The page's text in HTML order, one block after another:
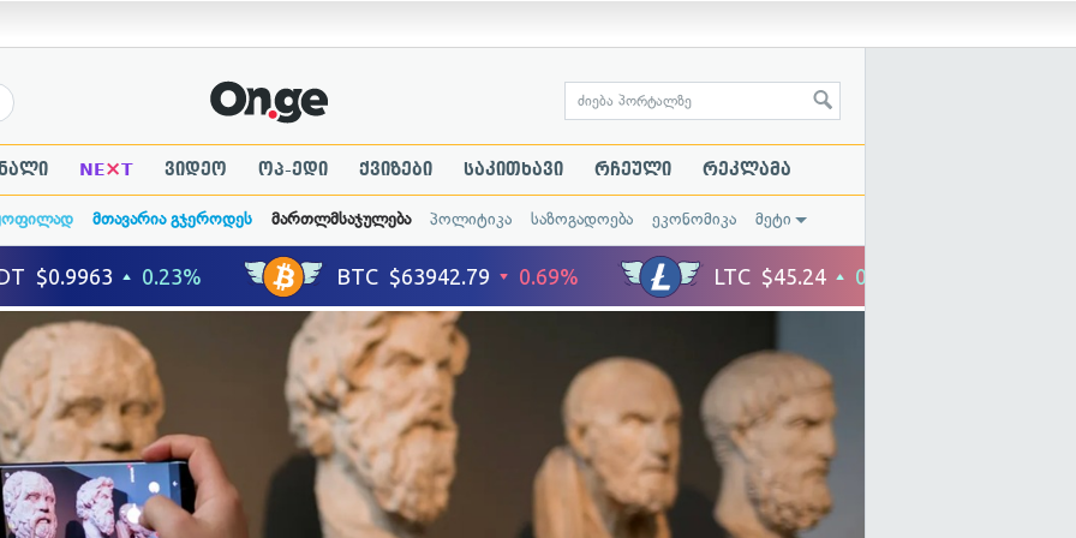
NE×T ვიდეო ოპ-ედი ქვიზები საკითხავი რჩეული რეკლამა
მთავარია გჯეროდეს მართლმსაჯულება პოლიტიკა საზოგადოება ეკონომიკა მეტი